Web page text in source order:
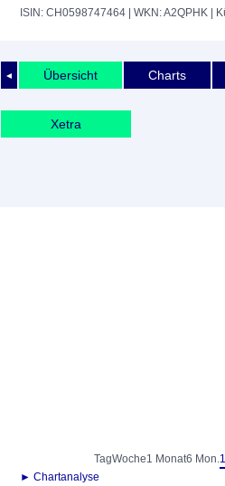
ISIN: CH0598747464 | WKN: A2QPHK |
◄ Übersicht Charts
Xetra
TagWoche1 Monat6 Mon.
► Chartanalyse